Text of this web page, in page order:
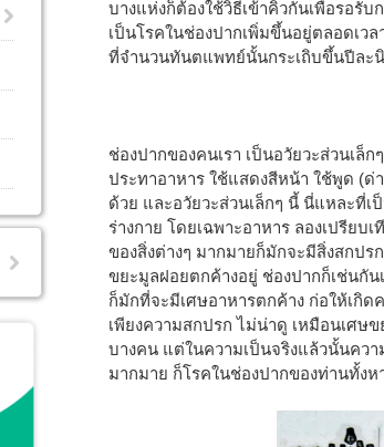
บางแห่งก็ต้องใช้วิธีเข้าคิวกันเพื่อรอรับ
เป็นโรคในช่องปากเพิ่มขึ้นอยู่ตลอดเว
ที่จำนวนทันตแพทย์นั้นกระเถิบขึ้นปีละ
ช่องปากของคนเรา เป็นอวัยวะส่วนเล็
ประทาอาหาร ใช้แสดงสีหน้า ใช้พูด (ด่
ด้วย และอวัยวะส่วนเล็กๆ นี้ นี่แหละที่เ
ร่างกาย โดยเฉพาะอาหาร ลองเปรีย
ของสิ่งต่างๆ มากมายก็มักจะมีสิ่งสกปร
ขยะมูลฝอยตกค้างอยู่ ช่องปากก็เช่นกัน
ก็มักที่จะมีเศษอาหารตกค้าง ก่อให้เกิด
เพียงความสกปรก ไม่น่าดู เหมือนเศษ
บางคน แต่ในความเป็นจริงแล้วนั้นคว
มากมาย ก็โรคในช่องปากของท่านทั้ง